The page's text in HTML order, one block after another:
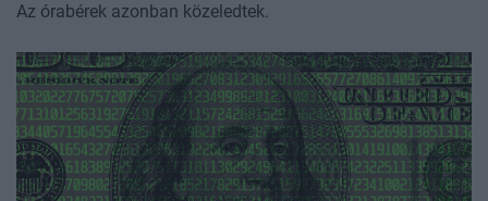
Az órabérek azonban közeledtek.